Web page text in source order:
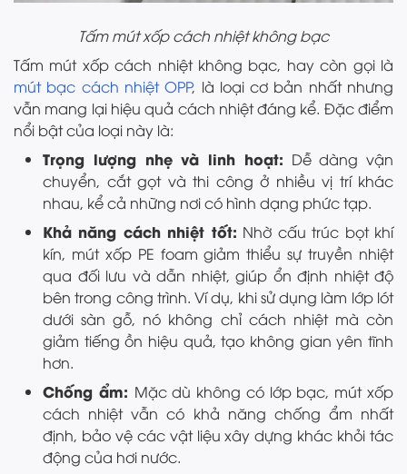
Tấm mút xốp cách nhiệt không bạc
Tấm mút xốp cách nhiệt không bạc, hay còn gọi là
mút bạc cách nhiệt OPP, là loại cơ bản nhất nhưng
vẫn mang lại hiệu quả cách nhiệt đáng kể. Đặc điểm
nổi bật của loại này là:
Trọng lượng nhẹ và linh hoạt: Dễ dàng vận
chuyển, cắt gọt và thi công ở nhiều vị trí khác
nhau, kể cả những nơi có hình dạng phức tạp.
Khả năng cách nhiệt tốt: Nhờ cấu trúc bọt khí
kín, mút xốp PE foam giảm thiểu sự truyền nhiệt
qua đối lưu và dẫn nhiệt, giúp ổn định nhiệt độ
bên trong công trình. Ví dụ, khi sử dụng làm lớp lót
dưới sàn gỗ, nó không chỉ cách nhiệt mà còn
giảm tiếng ồn hiệu quả, tạo không gian yên tĩnh
hơn.
Chống ẩm: Mặc dù không có lớp bạc, mút xốp
cách nhiệt vẫn có khả năng chống ẩm nhất
định, bảo vệ các vật liệu xây dựng khác khỏi tác
động của hơi nước.